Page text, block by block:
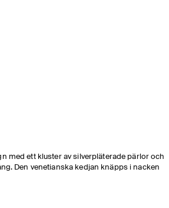
med ett kluster av silverpläterade pärlor och
Den venetianska kedjan knäpps i nacken